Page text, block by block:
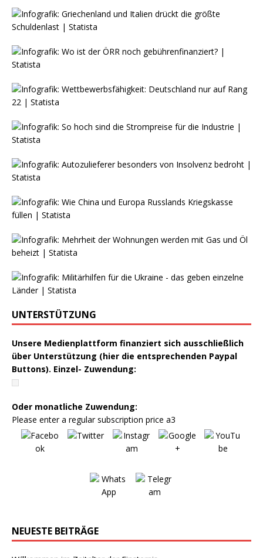
UNTERSTÜTZUNG
Unsere Medienplattform finanziert sich ausschließlich
über Unterstützung (hier die entsprechenden Paypal
Buttons). Einzel- Zuwendung:
Oder monatliche Zuwendung:
Please enter a regular subscription price a3
NEUESTE BEITRÄGE